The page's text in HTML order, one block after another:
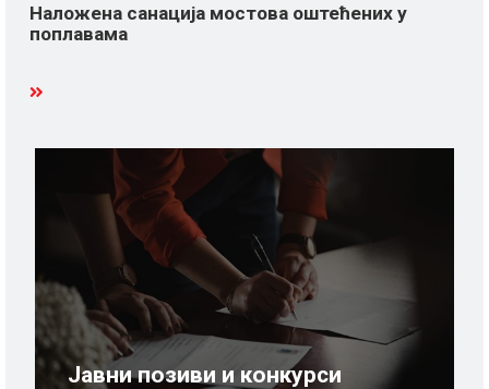
Наложена санација мостова оштећених у
поплавама
Јавни позиви и конкурси